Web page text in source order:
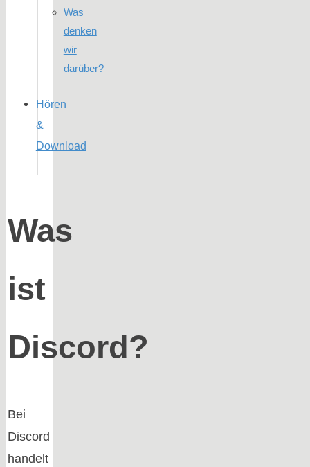
Was
denken
wir
darüber?
Hören
&
Download
Was
ist
Discord?
Bei
Discord
handelt